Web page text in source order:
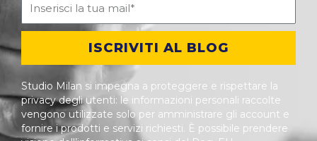
ISCRIVITI AL BLOG
Studio Milan si impegna a proteggere e rispettare la
privacy degli utenti: le informazioni personali raccolte
vengono utilizzate solo per amministrare gli account e
fornire i prodotti e servizi richiesti. È possibile prendere